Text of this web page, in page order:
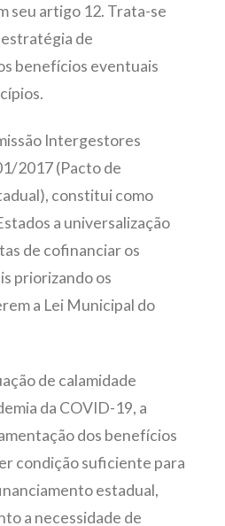
seu artigo 12. Trata-se
de
benefícios eventuais
Intergestores
2017 (Pacto de
constitui como
a universalização
de cofinanciar os
priorizando os
a Lei Municipal do
de calamidade
da COVID-19, a
dos benefícios
condição suficiente para
estadual,
a necessidade de